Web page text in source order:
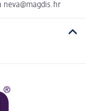
neva@magdis.hr